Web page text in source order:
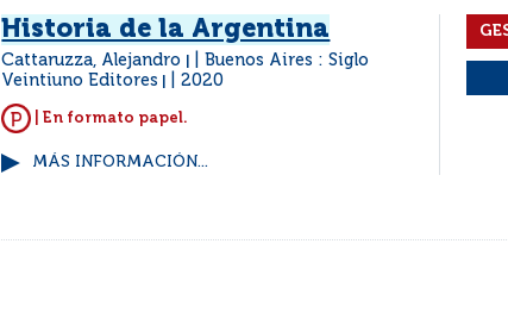
Historia de la Argentina
Cattaruzza, Alejandro
Buenos Aires : Siglo
Veintiuno Editores
2020
| En formato papel.
MÁS INFORMACIÓN...